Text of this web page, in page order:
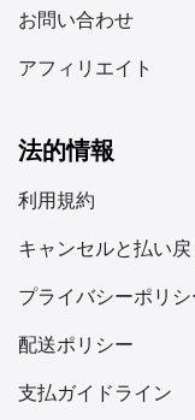
クで利用可能です
しましょう。基本
ださい。 費用と機
ランにはホットスポ
り、ノートパソコ
ズに合った最良の
の価格を比較して
様々なeSIMオプシ
向かう方にとって
か1.90ドルから利
お問い合わせ
アフィリエイト
法的情報
利用規約
キャンセルと払い戻
プライバシーポリシ
配送ポリシー
支払ガイドライン